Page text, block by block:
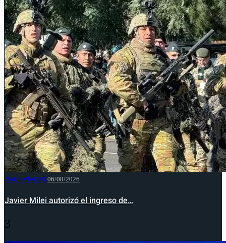
NACIONALES 06/08/2026
Javier Milei autorizó el ingreso de…
3